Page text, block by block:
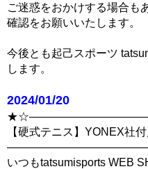
ご迷惑をおかけする場合も
確認をお願いいたします。
今後とも起己スポーツ
します。
2024/01/20
【硬式テニス】YONEX社
いつもtatsumisports WEB